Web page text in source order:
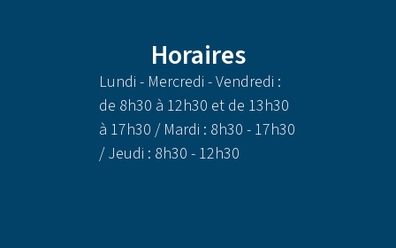
Horaires
Lundi - Mercredi - Vendredi :
de 8h30 à 12h30 et de 13h30
à 17h30 / Mardi : 8h30 - 17h30
/ Jeudi : 8h30 - 12h30